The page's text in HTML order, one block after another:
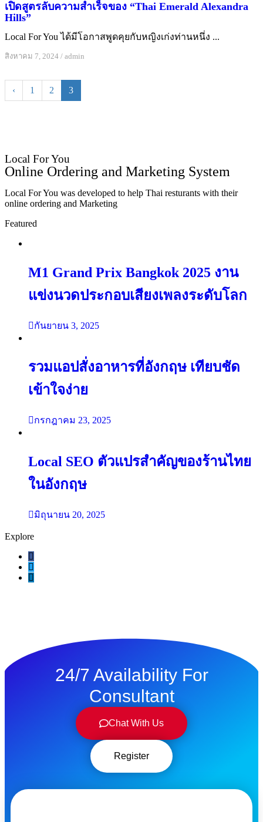
เปิดสูตรลับความสำเร็จของ “Thai Emerald Alexandra
Hills”
Local For You ได้มีโอกาสพูดคุยกับหญิงเก่งท่านหนึ่ง ...
สิงหาคม 7, 2024 / admin
‹ 1 2 3
Local For You
Online Ordering and Marketing System
Local For You was developed to help Thai resturants with their
online ordering and Marketing
Featured
M1 Grand Prix Bangkok 2025 งาน
แข่งนวดประกอบเสียงเพลงระดับโลก
กันยายน 3, 2025
รวมแอปสั่งอาหารที่อังกฤษ เทียบชัด
เข้าใจง่าย
กรกฎาคม 23, 2025
Local SEO ตัวแปรสำคัญของร้านไทย
ในอังกฤษ
มิถุนายน 20, 2025
Explore
24/7 Availability For
Consultant
Chat With Us
Register